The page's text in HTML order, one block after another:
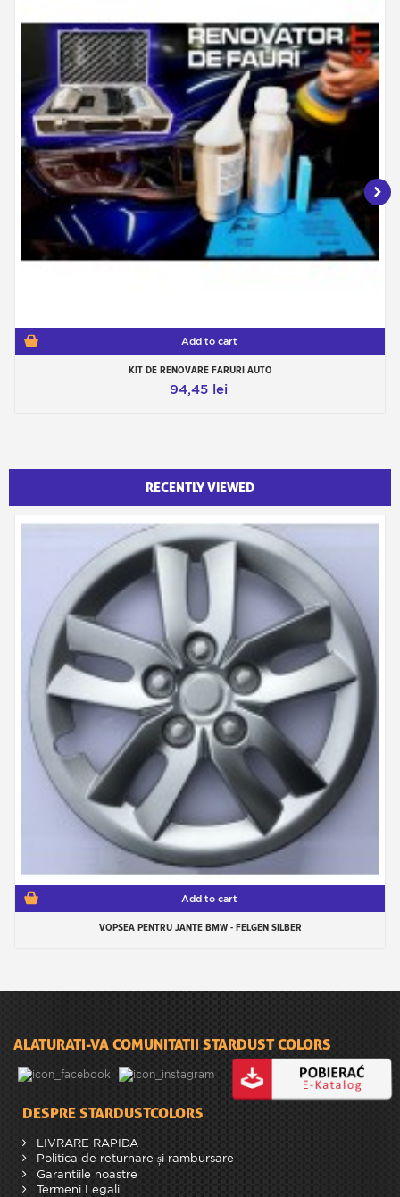
Add to cart
KIT DE RENOVARE FARURI AUTO
94,45 lei
RECENTLY VIEWED
Add to cart
VOPSEA PENTRU JANTE BMW - FELGEN SILBER
ALATURATI-VA COMUNITATII STARDUST COLORS
DESPRE STARDUSTCOLORS
LIVRARE RAPIDA
Politica de returnare și rambursare
Garantiile noastre
Termeni Legali